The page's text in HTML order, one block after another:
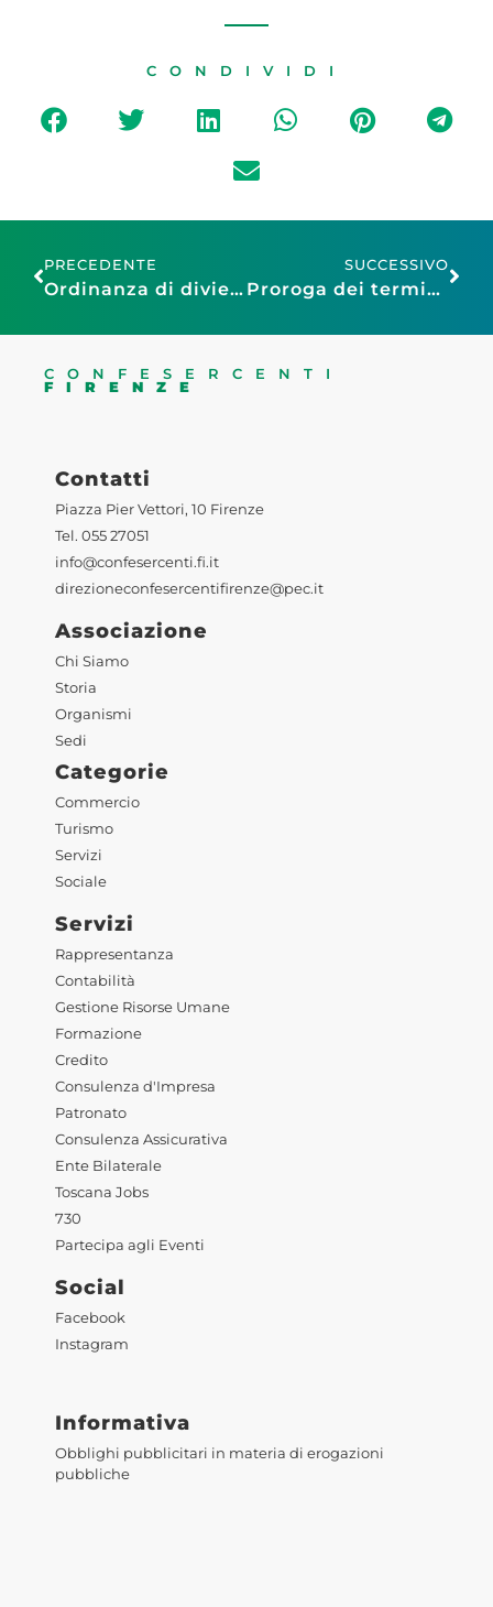
CONDIVIDI
PRECEDENTE
Ordinanza di divieto in occasione della partita Fiorentina-Panathinaikos di giovedì 13 marzo
SUCCESSIVO
Proroga dei termini per l’adeguamento antincendio per le Strutture Ricettive Turistico-Alberghiere con oltre 25 posti letto
CONFESERCENTI
FIRENZE
Contatti
Piazza Pier Vettori, 10 Firenze
Tel. 055 27051
info@confesercenti.fi.it
direzioneconfesercentifirenze@pec.it
Associazione
Chi Siamo
Storia
Organismi
Sedi
Categorie
Commercio
Turismo
Servizi
Sociale
Servizi
Rappresentanza
Contabilità
Gestione Risorse Umane
Formazione
Credito
Consulenza d'Impresa
Patronato
Consulenza Assicurativa
Ente Bilaterale
Toscana Jobs
730
Partecipa agli Eventi
Social
Facebook
Instagram
Informativa
Obblighi pubblicitari in materia di erogazioni
pubbliche